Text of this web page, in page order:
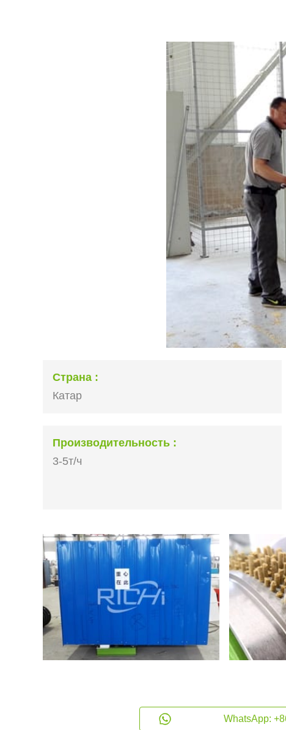
Страна
Катар
Производительность
3-5т/ч
WhatsApp: